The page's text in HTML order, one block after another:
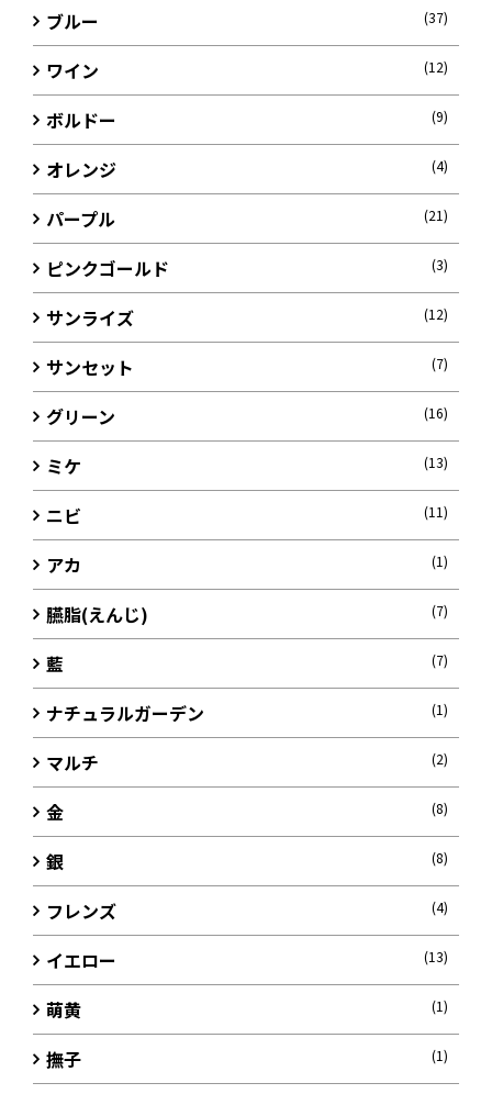
ブルー (37)
ワイン (12)
ボルドー (9)
オレンジ (4)
パープル (21)
ピンクゴールド (3)
サンライズ (12)
サンセット (7)
グリーン (16)
ミケ (13)
ニビ (11)
アカ (1)
臙脂(えんじ) (7)
藍 (7)
ナチュラルガーデン (1)
マルチ (2)
金 (8)
銀 (8)
フレンズ (4)
イエロー (13)
萌黄 (1)
撫子 (1)